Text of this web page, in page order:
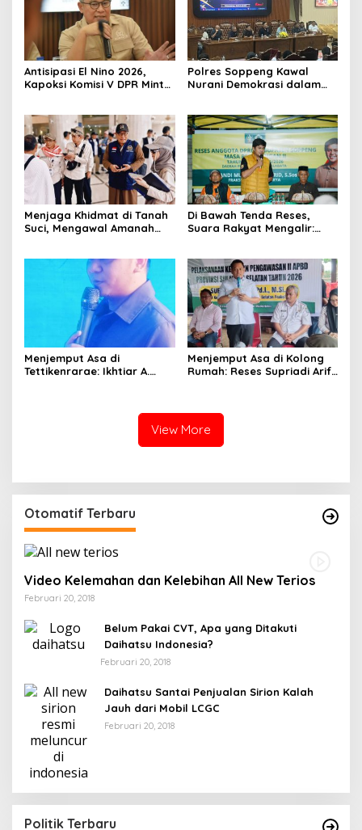
Antisipasi El Nino 2026,
Kapoksi Komisi V DPR Minta
Polres Soppeng Kawal
Nurani Demokrasi dalam
Menjaga Khidmat di Tanah
Suci, Mengawal Amanah
Di Bawah Tenda Reses,
Suara Rakyat Mengalir:
Menjemput Asa di
Tettikenrarae: Ikhtiar A.
Menjemput Asa di Kolong
Rumah: Reses Supriadi Arif
View More
Otomatif Terbaru
Video Kelemahan dan Kelebihan All New Terios
Februari 20, 2018
Belum Pakai CVT, Apa yang Ditakuti
Daihatsu Indonesia?
Februari 20, 2018
Daihatsu Santai Penjualan Sirion Kalah
Jauh dari Mobil LCGC
Februari 20, 2018
Politik Terbaru